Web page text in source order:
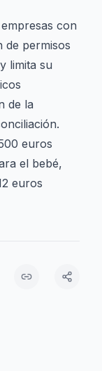
con
de permisos
limita su
de la
euros
el bebé,
euros